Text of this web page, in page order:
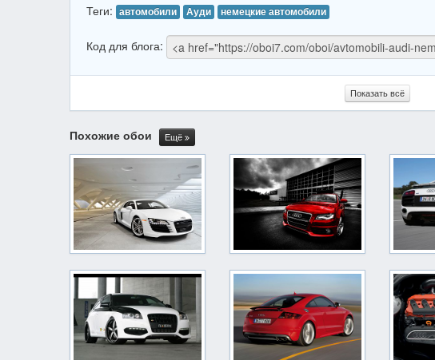
Теги: автомобили Ауди немецкие автомобили
Код для блога:
Показать всё
Похожие обои Ещё